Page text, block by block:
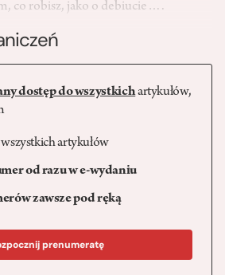
co robisz, jako o debiucie….
dostęp do wszystkichartykułów,
artykułów
od razu w e-wydaniu
zawsze pod ręką
prenumeratę